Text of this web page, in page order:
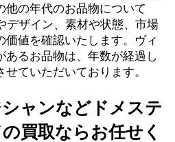
他の年代のお品物について
デザイン、素材や状態、市場
価値を確認いたします。ヴィ
あるお品物は、年数が経過し
ていただいております。
ャンなどドメステ
買取ならお任せく